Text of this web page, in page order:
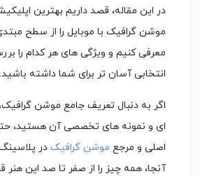
در این مقاله، قصد داریم بهترین
موشن گرافیک با موبایل را از سطح
معرفی کنیم و ویژگی های هر کدام را
انتخابی آسان تر برای شما داشته باشید.
اگر به دنبال تعریف جامع موشن
ای و نمونه های تخصصی آن هستید،
اصلی و مرجع موشن گرافیک در
آنجا، همه چیز را از صفر تا صد این